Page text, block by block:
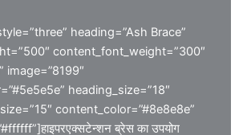
heading=”Ash Brace”
content_font_weight=”300″
image=”8199″
heading_size=”18″
content_color=”#8e8e8e”
ब्रेस का उपयोग